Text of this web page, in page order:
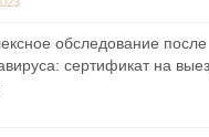
обследование после
сертификат на